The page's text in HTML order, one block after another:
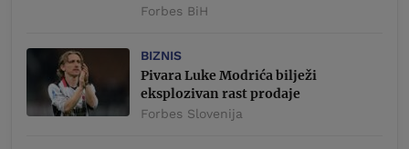
Forbes BiH
BIZNIS
Pivara Luke Modrića bilježi
eksplozivan rast prodaje
Forbes Slovenija